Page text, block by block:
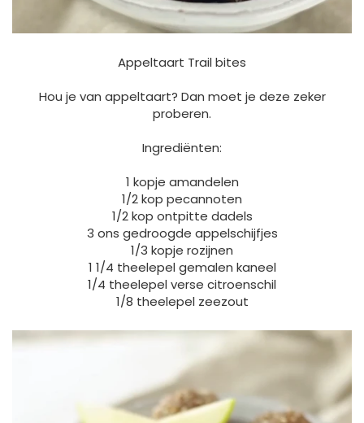
Appeltaart Trail bites
Hou je van appeltaart? Dan moet je deze zeker
proberen.
Ingrediënten:
1 kopje amandelen
1/2 kop pecannoten
1/2 kop ontpitte dadels
3 ons gedroogde appelschijfjes
1/3 kopje rozijnen
1 1/4 theelepel gemalen kaneel
1/4 theelepel verse citroenschil
1/8 theelepel zeezout